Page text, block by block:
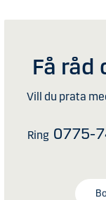
Få råd
Vill du prata
Ring 0775-